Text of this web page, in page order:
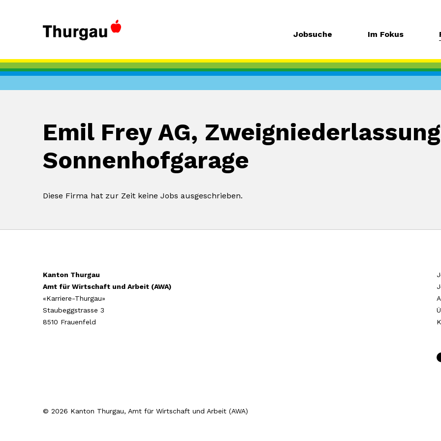
Jobsuche Im Fokus
Emil Frey AG, Zweigniederlassung
Sonnenhofgarage
Diese Firma hat zur Zeit keine Jobs ausgeschrieben.
Kanton Thurgau
Amt für Wirtschaft und Arbeit (AWA)
«Karriere-Thurgau»
Staubeggstrasse 3
8510 Frauenfeld
© 2026 Kanton Thurgau, Amt für Wirtschaft und Arbeit (AWA)